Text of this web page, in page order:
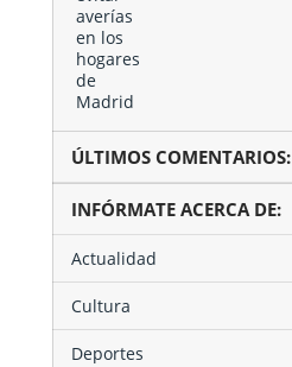
ÚLTIMOS COMENTARIOS:
INFÓRMATE ACERCA DE:
Actualidad
Cultura
Deportes